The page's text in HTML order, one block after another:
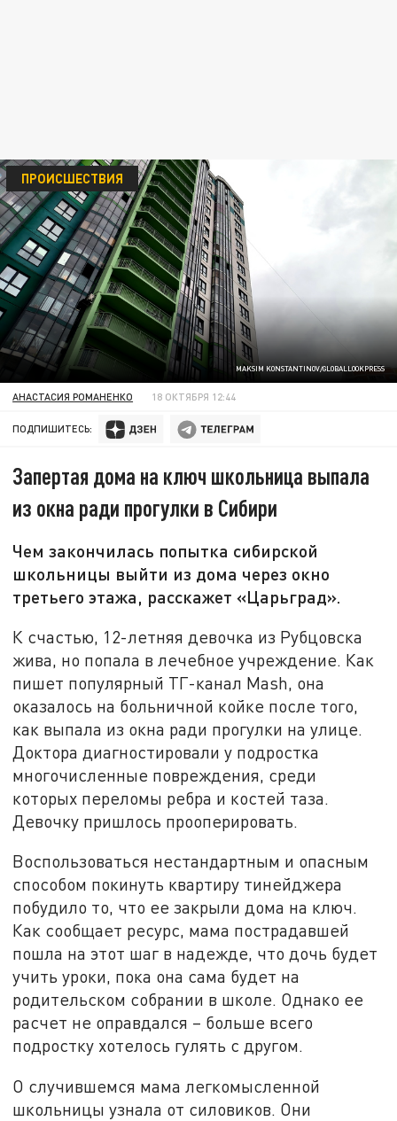
MAKSIM KONSTANTINOV/GLOBALLOOKPRESS
ПРОИСШЕСТВИЯ
АНАСТАСИЯ РОМАНЕНКО 18 ОКТЯБРЯ 12:44
ПОДПИШИТЕСЬ:
Запертая дома на ключ школьница выпала
из окна ради прогулки в Сибири
Чем закончилась попытка сибирской
школьницы выйти из дома через окно
третьего этажа, расскажет «Царьград».
К счастью, 12-летняя девочка из Рубцовска
жива, но попала в лечебное учреждение. Как
пишет популярный ТГ-канал Mash, она
оказалось на больничной койке после того,
как выпала из окна ради прогулки на улице.
Доктора диагностировали у подростка
многочисленные повреждения, среди
которых переломы ребра и костей таза.
Девочку пришлось прооперировать.
Воспользоваться нестандартным и опасным
способом покинуть квартиру тинейджера
побудило то, что ее закрыли дома на ключ.
Как сообщает ресурс, мама пострадавшей
пошла на этот шаг в надежде, что дочь будет
учить уроки, пока она сама будет на
родительском собрании в школе. Однако ее
расчет не оправдался – больше всего
подростку хотелось гулять с другом.
О случившемся мама легкомысленной
школьницы узнала от силовиков. Они